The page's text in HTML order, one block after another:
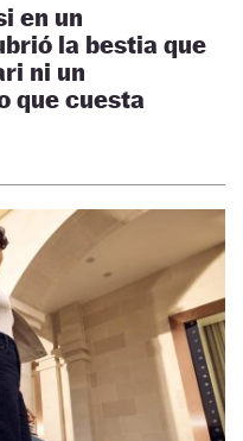
en un
la bestia que
ni un
que cuesta